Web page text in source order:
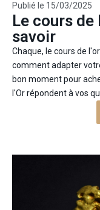
Publié le 15/03/2025
Le cours de
savoir
Chaque, le cours de
comment adapter
bon moment pour
l'Or répondent à vos